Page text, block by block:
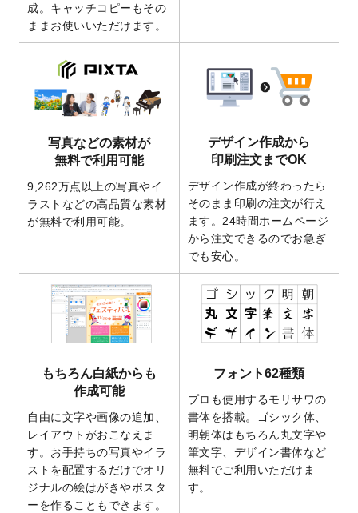
2026/4/21
アクリルキーホルダーのデザインテンプレ
ート を追加いたしました。
りました！
2025/12/22
【新商品】アクリルキーホルダーが作成で
きるようになりました！
2025/12/22
2026年版4月始まりのカレンダーデザイン
テンプレート
を公開いたしました。
開いたしました。
2025/9/30
【新商品】クリアファイルバッグ が作成で
きるようになりました！
2026年午年の年賀状デザインテンプレート
を公開いたしました。
2025/9/10
喪中はがき・寒中見舞いのデザインテンプ
レートを公開いたしました。
2025/8/1
9,160万点以上の写真やイラスト素材が無料
2025/7/30
キャンバスプリントのデザインテンプレー
トを追加いたしました。
2025/6/30
暑中見舞いのデザインテンプレートを追加
しました。
2025/6/27
キャンバスプリントのデザインテンプレー
トを追加いたしました。
2025/6/24
2026年版1月始まりのカレンダーデザイン
成。キャッチコピーもその
ままお使いいただけます。
写真などの素材が
無料で利用可能
9,262万点以上の写真やイ
ラストなどの高品質な素材
が無料で利用可能。
デザイン作成から
印刷注文までOK
デザイン作成が終わったら
そのまま印刷の注文が行え
ます。24時間ホームページ
から注文できるのでお急ぎ
でも安心。
もちろん白紙からも
作成可能
自由に文字や画像の追加、
レイアウトがおこなえま
す。お手持ちの写真やイラ
ストを配置するだけでオリ
ジナルの絵はがきやポスタ
ーを作ることもできます。
フォント62種類
プロも使用するモリサワの
書体を搭載。ゴシック体、
明朝体はもちろん丸文字や
筆文字、デザイン書体など
無料でご利用いただけま
す。